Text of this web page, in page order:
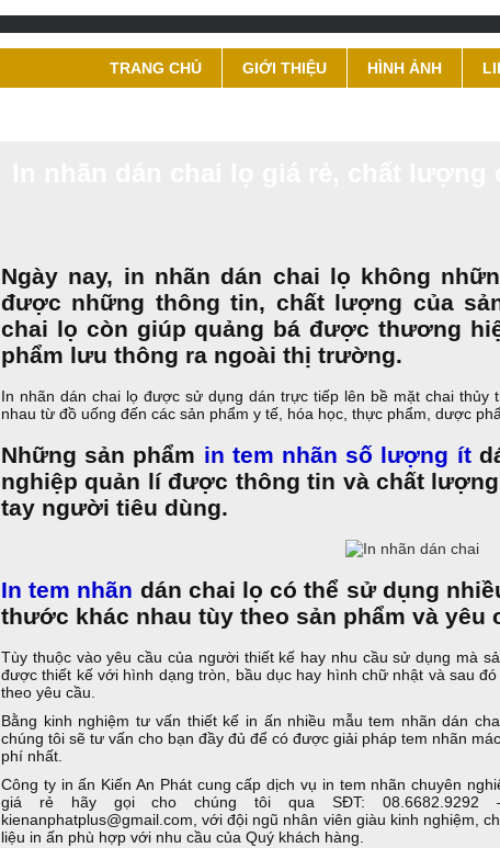
TRANG CHỦ GIỚI THIỆU HÌNH ẢNH
Ngày nay, in nhãn dán chai lọ không
được những thông tin, chất lượng của
chai lọ còn giúp quảng bá được thương
phẩm lưu thông ra ngoài thị trường.
In nhãn dán chai lọ được sử dụng dán trực tiếp lên bề mặt chai thủy
nhau từ đồ uống đến các sản phẩm y tế, hóa học, thực phẩm, dược
Những sản phẩm in tem nhãn số lượng ít
nghiệp quản lí được thông tin và chất
tay người tiêu dùng.
In tem nhãn dán chai lọ có thể sử dụng
thước khác nhau tùy theo sản phẩm và yêu
Tùy thuộc vào yêu cầu của người thiết kế hay nhu cầu sử dụng mà
được thiết kế với hình dạng tròn, bầu dục hay hình chữ nhật và sau
theo yêu cầu.
Bằng kinh nghiệm tư vấn thiết kế in ấn nhiều mẫu tem nhãn dán
chúng tôi sẽ tư vấn cho bạn đầy đủ để có được giải pháp tem nhãn
phí nhất.
Công ty in ấn Kiến An Phát cung cấp dịch vụ in tem nhãn chuyên
giá rẻ hãy gọi cho chúng tôi qua SĐT: 08.6682.9292
kienanphatplus@gmail.com, với đội ngũ nhân viên giàu kinh nghiệm,
liệu in ấn phù hợp với nhu cầu của Quý khách hàng.